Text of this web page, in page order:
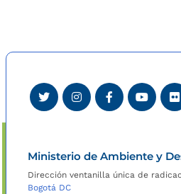
Ministerio de Ambiente y
Dirección ventanilla única de
Bogotá DC